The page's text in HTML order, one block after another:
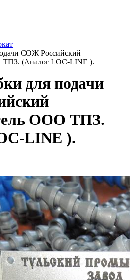
СОЖ Российский
ТПЗ. (Аналог LOC-LINE ).
для подачи
ООО ТПЗ.
LINE ).